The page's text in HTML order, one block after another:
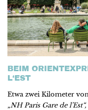
BEIM
L‘EST
Etwa zwei Kilometer
„NH Paris Gare de l’Est“,